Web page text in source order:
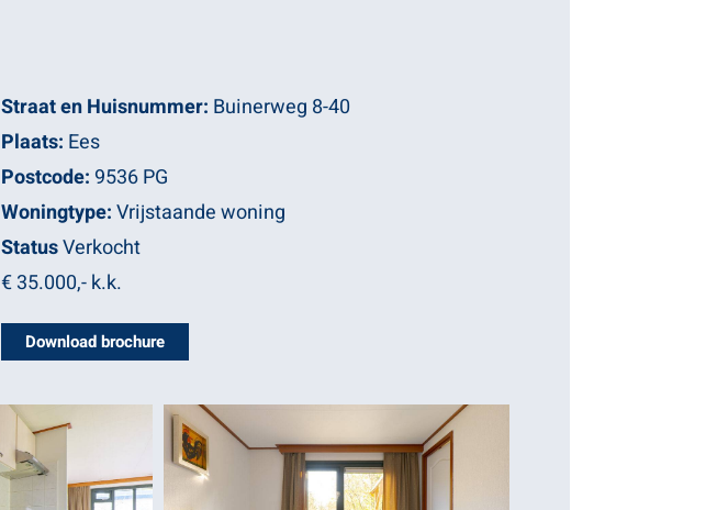
Straat en Huisnummer: Buinerweg 8-40
Plaats: Ees
Postcode: 9536 PG
Woningtype:Vrijstaande woning
StatusVerkocht
€ 35.000,-k.k.
Download brochure